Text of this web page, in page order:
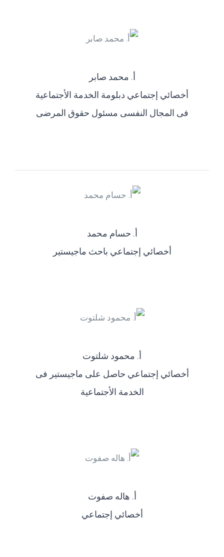
أ‌. محمد صابر
أخصائي إجتماعي دبلومة الخدمة الأجتماعية
فى المجال النفسى مسئول حقوق المرضى
أ‌. حسام محمد
أخصائي إجتماعي باحث ماجيستير
أ‌. محمود شلتوت
أخصائي إجتماعي حاصل على ماجيستير فى
الخدمة الأجتماعية
أ‌. هاله صفوت
أخصائي إجتماعي